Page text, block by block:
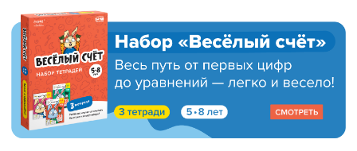
8 800 500-49-66
info@bandaumnikov.ru
Подписаться на рассылки